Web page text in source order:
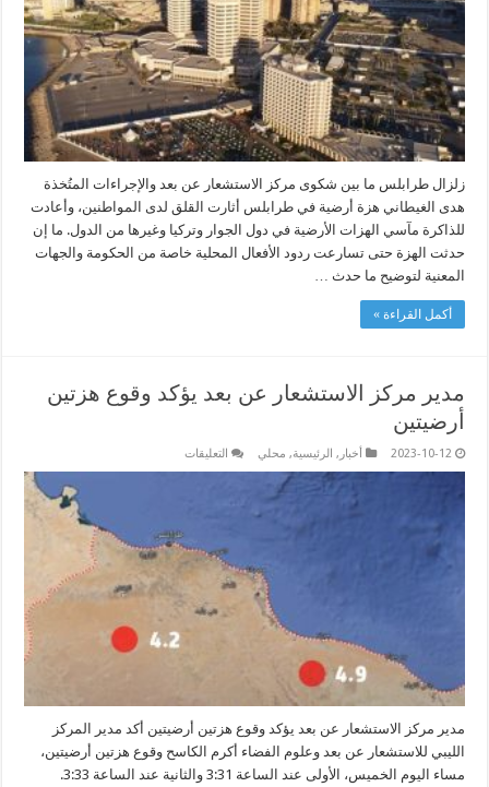
الاستشعار
عن
بعد
والإجراءات
المتُخذة
مغلقة
زلزال طرابلس ما بين شكوى مركز الاستشعار عن بعد والإجراءات المتُخذة
هدى الغيطاني هزة أرضية في طرابلس أثارت القلق لدى المواطنين، وأعادت
للذاكرة مآسي الهزات الأرضية في دول الجوار وتركيا وغيرها من الدول. ما إن
حدثت الهزة حتى تسارعت ردود الأفعال المحلية خاصة من الحكومة والجهات
المعنية لتوضيح ما حدث …
أكمل القراءة »
مدير مركز الاستشعار عن بعد يؤكد وقوع هزتين
أرضيتين
2023-10-12 أخبار , الرئيسية, محلي التعليقات
يؤكد
وقوع
هزتين
أرضيتين
مغلقة
مدير مركز الاستشعار عن بعد يؤكد وقوع هزتين أرضيتين أكد مدير المركز
الليبي للاستشعار عن بعد وعلوم الفضاء أكرم الكاسح وقوع هزتين أرضيتين،
مساء اليوم الخميس، الأولى عند الساعة 3:31 والثانية عند الساعة 3:33.